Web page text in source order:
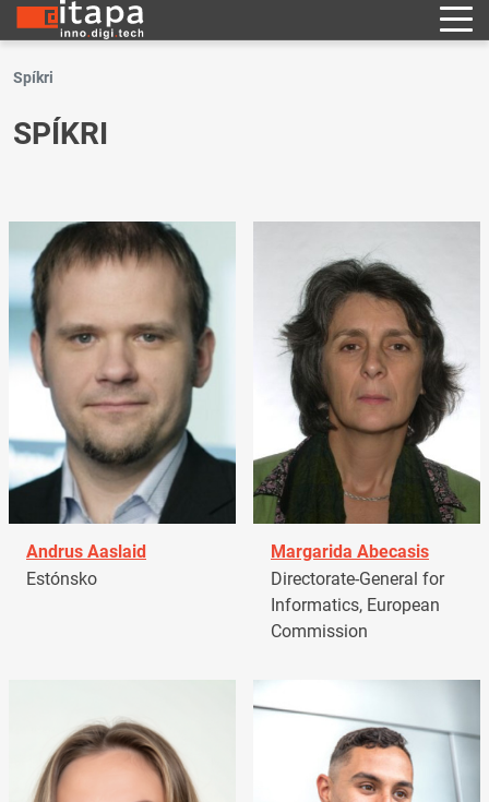
Spíkri
SPÍKRI
Andrus Aaslaid
Estónsko
Margarida Abecasis
Directorate-General for
Informatics, European
Commission